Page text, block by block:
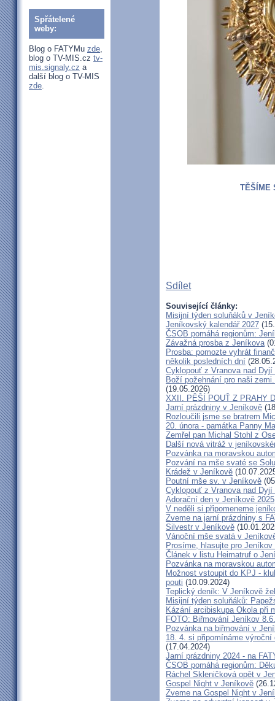
Spřátelené
weby:
Blog o FATYMu zde,
blog o TV-MIS.cz tv-
mis.signaly.cz a
další blog o TV-MIS
zde.
TĚŠÍME
Sdílet
Související články:
Misijní týden soluňáků v
Jeníkovský kalendář 2027
ČSOB pomáhá regionům:
Závažná prosba z Jeníkova
Prosba: pomozte vyhrát
několik posledních dní
Cyklopouť z Vranova nad
Boží požehnání pro naši
(19.05.2026)
XXII. PĚŠÍ POUŤ Z PRAHY
Jarní prázdniny v Jeníkově
Rozloučili jsme se bratrem
20. února - památka Panny
Zemřel pan Michal Stohl z
Další nová vitráž v
Pozvánka na moravskou
Pozvání na mše svaté se
Krádež v Jeníkově
Poutní mše sv. v Jeníkově
Cyklopouť z Vranova nad
Adorační den v Jeníkově 2025
V neděli si připomeneme
Zveme na jarní prázdniny s
Silvestr v Jeníkově
Vánoční mše svatá v
Prosíme, hlasujte pro
Článek v listu Heimatruf o
Pozvánka na moravskou
Možnost vstoupit do KPJ -
pouti (10.09.2024)
Teplický deník: V Jeníkově
Misijní týden soluňáků:
Kázání arcibiskupa Okola při
FOTO: Biřmování Jeníkov
Pozvánka na biřmování v
18. 4. si připomínáme
(17.04.2024)
Jarní prázdniny 2024 - na
ČSOB pomáhá regionům:
Ráchel Skleničková opět v
Gospel Night v Jeníkově
Zveme na Gospel Night v